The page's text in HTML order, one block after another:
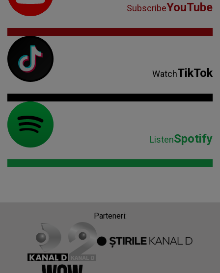
SubscribeYouTube
WatchTikTok
ListenSpotify
Parteneri: